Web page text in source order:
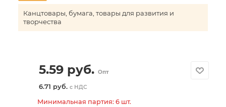
Канцтовары, бумага, товары для развития и
творчества
5.59руб. Опт
6.71 руб. с НДС
Минимальная партия: 6 шт.